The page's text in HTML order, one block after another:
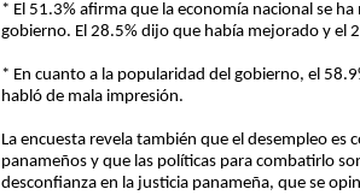
* El 51.3% afirma que la economía nacional se
gobierno. El 28.5% dijo que había mejorado y el
* En cuanto a la popularidad del gobierno, el
habló de mala impresión.
La encuesta revela también que el desempleo
panameños y que las políticas para combatirlo
desconfianza en la justicia panameña, que se